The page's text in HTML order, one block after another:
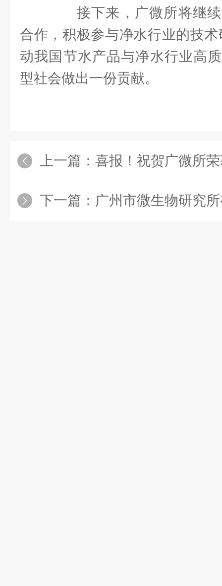
接下来，广微所将继续
合作，积极参与净水行业的技
动我国节水产品与净水行业高
型社会做出一份贡献。
上一篇： 喜报！祝贺广微所荣获两
下一篇： 广州市微生物研究所有限公司